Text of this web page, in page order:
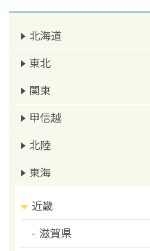
北海道
東北
関東
甲信越
北陸
東海
近畿
滋賀県